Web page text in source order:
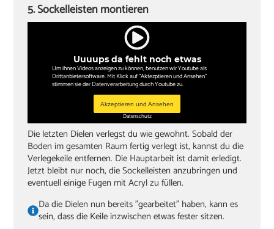
Uuuups da fehlt noch etwas
Um ihnen Videos anzeigen zu können, benutzen wir Youtube als
Drittanbietersoftware. Mit Klick auf "Aktezptieren und Ansehen"
stimmen sie der Datenverarbeitung durch Youtube zu.
Akzeptieren und Ansehen
Datenschutz
5. Sockelleisten montieren
Die letzten Dielen verlegst du wie gewohnt. Sobald der
Boden im gesamten Raum fertig verlegt ist, kannst du die
Verlegekeile entfernen. Die Hauptarbeit ist damit erledigt.
Jetzt bleibt nur noch, die Sockelleisten anzubringen und
eventuell einige Fugen mit Acryl zu füllen.
Da die Dielen nun bereits "gearbeitet" haben, kann es
sein, dass die Keile inzwischen etwas fester sitzen.